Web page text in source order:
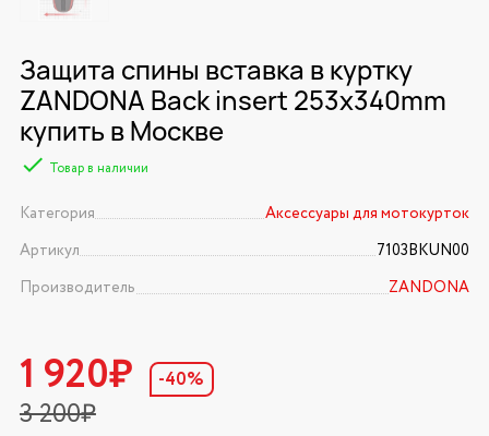
Защита спины вставка в куртку
ZANDONA Back insert 253x340mm
купить в Москве
Товар в наличии
Категория
Аксессуары для мотокурток
Артикул
7103BKUN00
Производитель
ZANDONA
1 920₽
3 200₽
-40%